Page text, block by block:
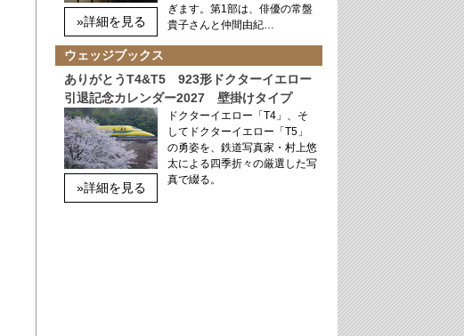
»詳細を見る
ぎます。第1部は、俳優の常盤
貴子さんと仲間由紀…
ウェッジブックス
ありがとうT4&T5 923形ドクターイエロー
引退記念カレンダー2027 壁掛けタイプ
»詳細を見る
ドクターイエロー「T4」、そ
してドクターイエロー「T5」
の勇姿を、鉄道写真家・村上悠
太による四季折々の厳選した写
真で綴る。